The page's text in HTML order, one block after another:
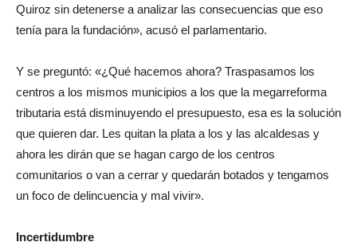
Quiroz sin detenerse a analizar las consecuencias que eso
tenía para la fundación», acusó el parlamentario.
Y se preguntó: «¿Qué hacemos ahora? Traspasamos los
centros a los mismos municipios a los que la megarreforma
tributaria está disminuyendo el presupuesto, esa es la solución
que quieren dar. Les quitan la plata a los y las alcaldesas y
ahora les dirán que se hagan cargo de los centros
comunitarios o van a cerrar y quedarán botados y tengamos
un foco de delincuencia y mal vivir».
Incertidumbre